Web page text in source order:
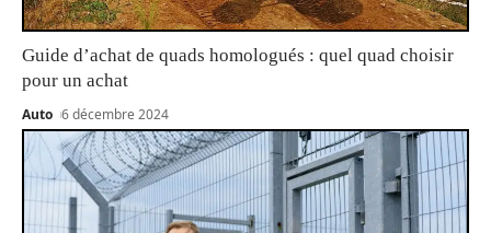
Guide d’achat de quads homologués : quel quad choisir
pour un achat
Auto 6 décembre 2024